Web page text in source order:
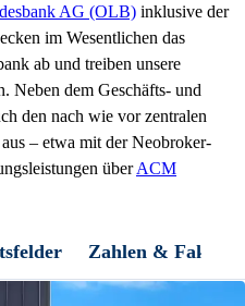
AG (OLB) inklusive der
im Wesentlichen das
ab und treiben unsere
Neben dem Geschäfts- und
den nach wie vor zentralen
– etwa mit der Neobroker-
überACM
Zahlen & Fakten